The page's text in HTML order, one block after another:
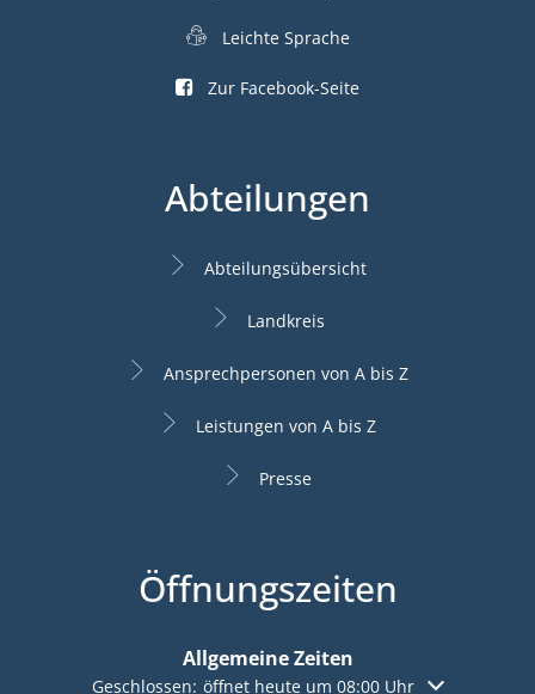
Leichte Sprache
Zur Facebook-Seite
Abteilungen
Abteilungsübersicht
Landkreis
Ansprechpersonen von A bis Z
Leistungen von A bis Z
Presse
Öffnungszeiten
Allgemeine Zeiten
Klicken, um weitere Öffnungs- oder Schließzeiten
Geschlossen: öffnet heute um 08:00 Uhr